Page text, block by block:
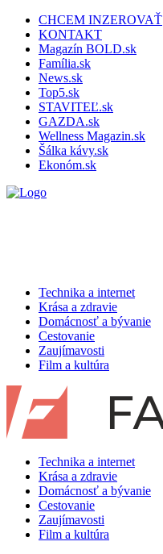
CHCEM INZEROVAŤ
KONTAKT
Magazín BOLD.sk
Família.sk
News.sk
Top5.sk
STAVITEĽ.sk
GAZDA.sk
Wellness Magazin.sk
Šálka kávy.sk
Ekonóm.sk
Technika a internet
Krása a zdravie
Domácnosť a bývanie
Cestovanie
Zaujímavosti
Film a kultúra
Technika a internet
Krása a zdravie
Domácnosť a bývanie
Cestovanie
Zaujímavosti
Film a kultúra